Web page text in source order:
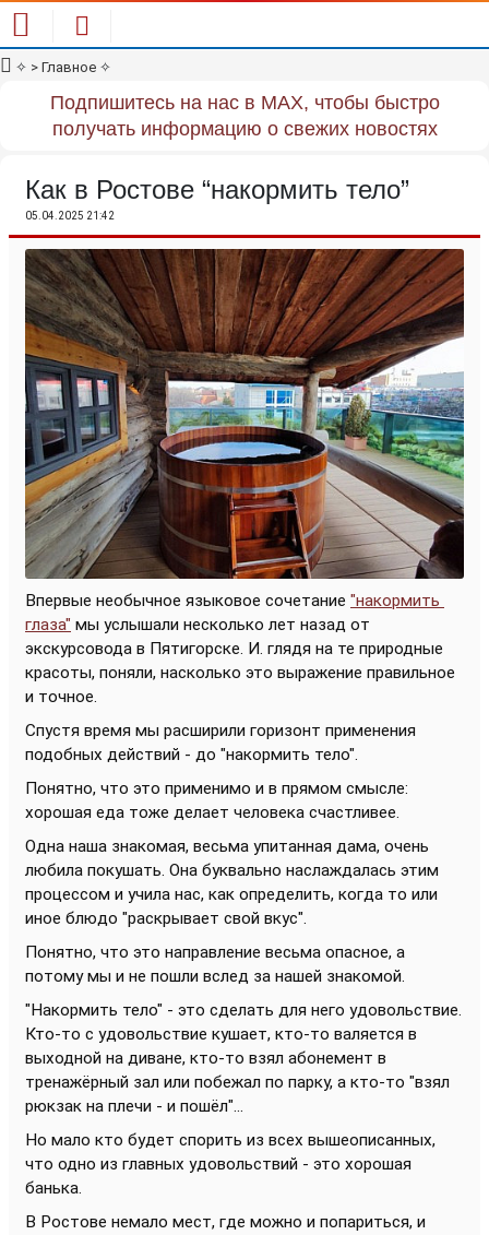
✧ > Главное ✧
Подпишитесь на нас в MAX, чтобы быстро
получать информацию о свежих новостях
Как в Ростове “накормить тело”
05.04.2025 21:42
Впервые необычное языковое сочетание "накормить
глаза" мы услышали несколько лет назад от
экскурсовода в Пятигорске. И. глядя на те природные
красоты, поняли, насколько это выражение правильное
и точное.
Спустя время мы расширили горизонт применения
подобных действий - до "накормить тело".
Понятно, что это применимо и в прямом смысле:
хорошая еда тоже делает человека счастливее.
Одна наша знакомая, весьма упитанная дама, очень
любила покушать. Она буквально наслаждалась этим
процессом и учила нас, как определить, когда то или
иное блюдо "раскрывает свой вкус".
Понятно, что это направление весьма опасное, а
потому мы и не пошли вслед за нашей знакомой.
"Накормить тело" - это сделать для него удовольствие.
Кто-то с удовольствие кушает, кто-то валяется в
выходной на диване, кто-то взял абонемент в
тренажёрный зал или побежал по парку, а кто-то "взял
рюкзак на плечи - и пошёл"...
Но мало кто будет спорить из всех вышеописанных,
что одно из главных удовольствий - это хорошая
банька.
В Ростове немало мест, где можно и попариться, и